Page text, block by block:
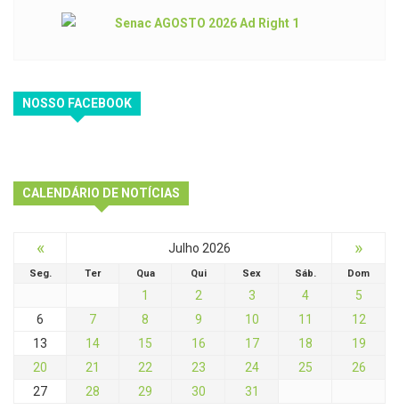
NOSSO FACEBOOK
CALENDÁRIO DE NOTÍCIAS
« Julho 2026 »
Seg. Ter Qua Qui Sex Sáb. Dom
1 2 3 4
5
6
7 8 9 10 11
12
13
14 15 16 17 18
19
20
21 22 23 24 25
26
27
28 29 30 31